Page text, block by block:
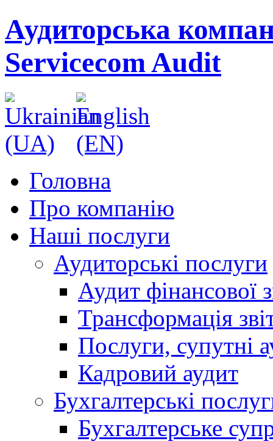
Аудиторська
Servicecom Audit
Головна
Про компанію
Наші послуги
Аудиторські послуги
Аудит фінансової
Трансформація
Послуги, супутні
Кадровий аудит
Бухгалтерські
Бухгалтерське